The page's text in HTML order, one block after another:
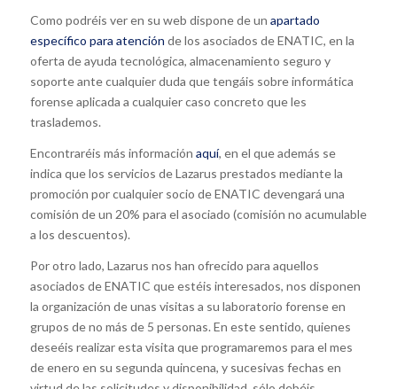
Como podréis ver en su web dispone de un apartado
específico para atención de los asociados de ENATIC, en la
oferta de ayuda tecnológica, almacenamiento seguro y
soporte ante cualquier duda que tengáis sobre informática
forense aplicada a cualquier caso concreto que les
traslademos.
Encontraréis más información aquí, en el que además se
indica que los servicios de Lazarus prestados mediante la
promoción por cualquier socio de ENATIC devengará una
comisión de un 20% para el asociado (comisión no acumulable
a los descuentos).
Por otro lado, Lazarus nos han ofrecido para aquellos
asociados de ENATIC que estéis interesados, nos disponen
la organización de unas visitas a su laboratorio forense en
grupos de no más de 5 personas. En este sentido, quienes
deseéis realizar esta visita que programaremos para el mes
de enero en su segunda quincena, y sucesivas fechas en